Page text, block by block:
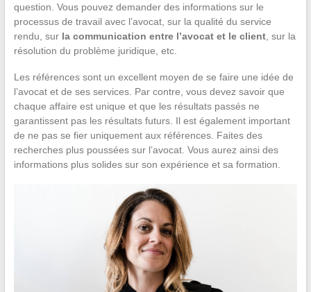
question. Vous pouvez demander des informations sur le
processus de travail avec l’avocat, sur la qualité du service
rendu, surla communication entre l’avocat et le client, sur la
résolution du problème juridique, etc.
Les références sont un excellent moyen de se faire une idée de
l’avocat et de ses services. Par contre, vous devez savoir que
chaque affaire est unique et que les résultats passés ne
garantissent pas les résultats futurs. Il est également important
de ne pas se fier uniquement aux références. Faites des
recherches plus poussées sur l’avocat. Vous aurez ainsi des
informations plus solides sur son expérience et sa formation.